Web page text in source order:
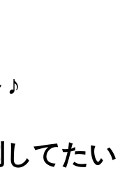
してた